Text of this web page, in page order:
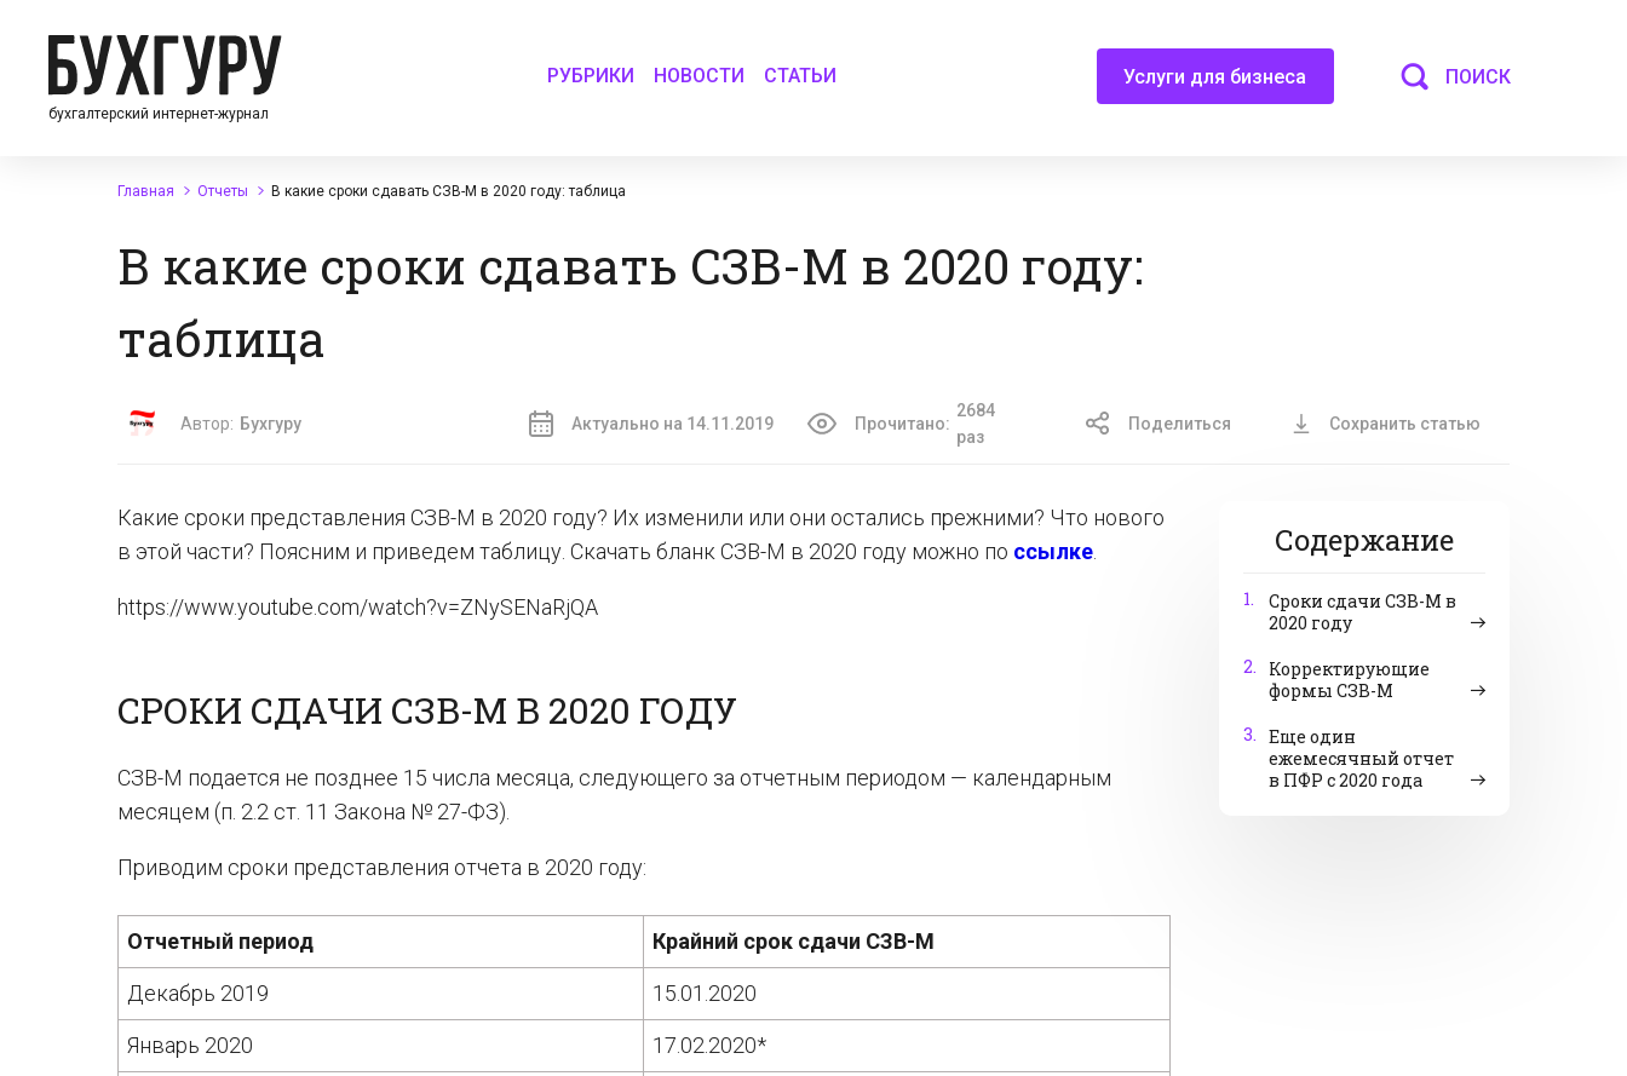
бухгалтерский интернет-журнал
РУБРИКИ НОВОСТИ СТАТЬИ Услуги для бизнеса ПОИСК
Главная Отчеты В какие сроки сдавать СЗВ-М в 2020 году: таблица
В какие сроки сдавать СЗВ-М в 2020 году:
таблица
Автор: Бухгуру Актуально на 14.11.2019 Прочитано:
2684
раз
Поделиться Сохранить статью
Содержание
1.
Сроки сдачи СЗВ-М в
2020 году
2.
Корректирующие
формы СЗВ-М
3. Еще один
ежемесячный отчет
в ПФР с 2020 года
Какие сроки представления СЗВ-М в 2020 году? Их изменили или они остались прежними? Что нового
в этой части? Поясним и приведем таблицу. Скачать бланк СЗВ-М в 2020 году можно по ссылке
https://www.youtube.com/watch?v=ZNySENaRjQA
СРОКИ СДАЧИ СЗВ-М В 2020 ГОДУ
СЗВ-М подается не позднее 15 числа месяца, следующего за отчетным периодом — календарным
месяцем (п. 2.2 ст. 11 Закона № 27-ФЗ).
Приводим сроки представления отчета в 2020 году:
Отчетный период Крайний срок сдачи СЗВ-М
Декабрь 2019 15.01.2020
Январь 2020 17.02.2020*